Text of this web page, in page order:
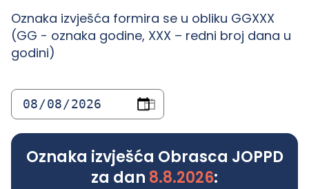
Oznaka izvješća formira se u obliku GGXXX
(GG - oznaka godine, XXX – redni broj dana u
godini)
Oznaka izvješća Obrasca JOPPD
za dan 8.8.2026: